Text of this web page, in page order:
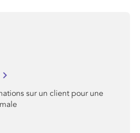
sur un client pour une